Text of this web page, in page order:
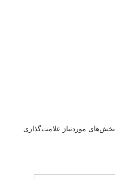
بخش‌های موردنیاز علامت‌گذاری